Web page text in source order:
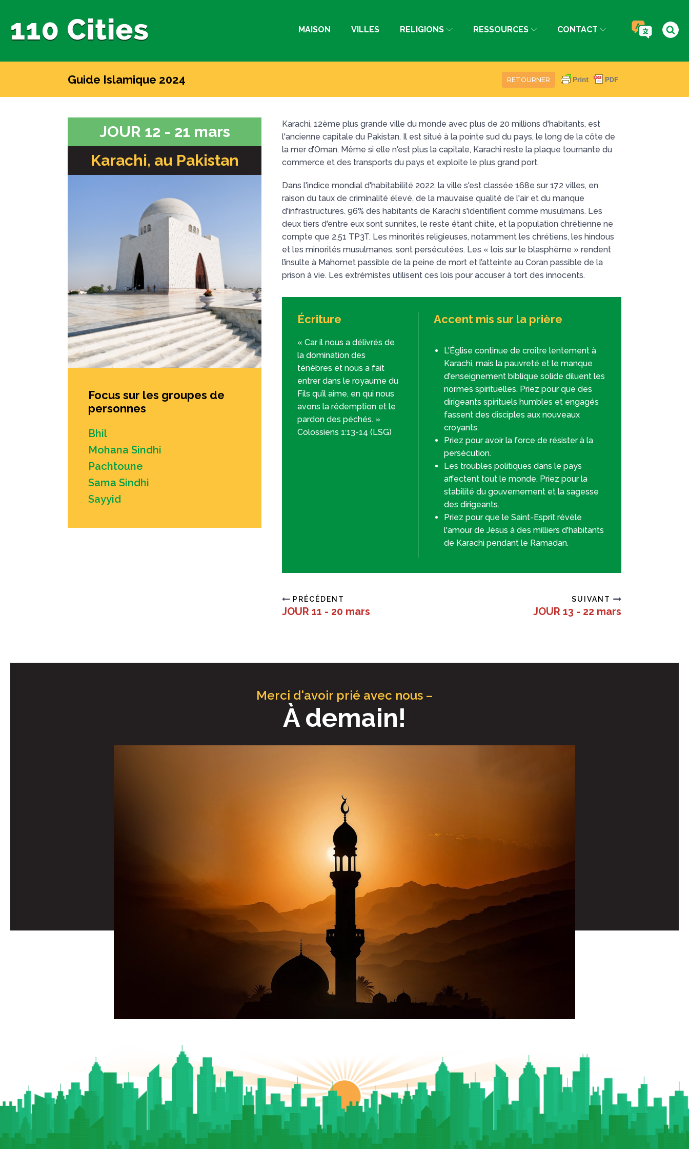
MAISON VILLES RELIGIONS RESSOURCES CONTACT
Guide Islamique 2024 RETOURNER
JOUR 12 - 21 mars
Karachi, au Pakistan
Focus sur les groupes de
personnes
Bhil
Mohana Sindhi
Pachtoune
Sama Sindhi
Sayyid
Karachi, 12ème plus grande ville du monde avec plus de 20 millions d'habitants, est
l'ancienne capitale du Pakistan. Il est situé à la pointe sud du pays, le long de la côte de
la mer d’Oman. Même si elle n'est plus la capitale, Karachi reste la plaque tournante du
commerce et des transports du pays et exploite le plus grand port.
Dans l'indice mondial d'habitabilité 2022, la ville s'est classée 168e sur 172 villes, en
raison du taux de criminalité élevé, de la mauvaise qualité de l'air et du manque
d'infrastructures. 96% des habitants de Karachi s'identifient comme musulmans. Les
deux tiers d'entre eux sont sunnites, le reste étant chiite, et la population chrétienne ne
compte que 2,51 TP3T. Les minorités religieuses, notamment les chrétiens, les hindous
et les minorités musulmanes, sont persécutées. Les « lois sur le blasphème » rendent
l’insulte à Mahomet passible de la peine de mort et l’atteinte au Coran passible de la
prison à vie. Les extrémistes utilisent ces lois pour accuser à tort des innocents.
Écriture
« Car il nous a délivrés de
la domination des
ténèbres et nous a fait
entrer dans le royaume du
Fils qu’il aime, en qui nous
avons la rédemption et le
pardon des péchés. »
Colossiens 1:13-14 (LSG)
Accent mis sur la prière
L'Église continue de croître lentement à
Karachi, mais la pauvreté et le manque
d'enseignement biblique solide diluent les
normes spirituelles. Priez pour que des
dirigeants spirituels humbles et engagés
fassent des disciples aux nouveaux
croyants.
Priez pour avoir la force de résister à la
persécution.
Les troubles politiques dans le pays
affectent tout le monde. Priez pour la
stabilité du gouvernement et la sagesse
des dirigeants.
Priez pour que le Saint-Esprit révèle
l'amour de Jésus à des milliers d'habitants
de Karachi pendant le Ramadan.
PRÉCÉDENT
JOUR 11 - 20 mars
SUIVANT
JOUR 13 - 22 mars
Merci d'avoir prié avec nous –
À demain!